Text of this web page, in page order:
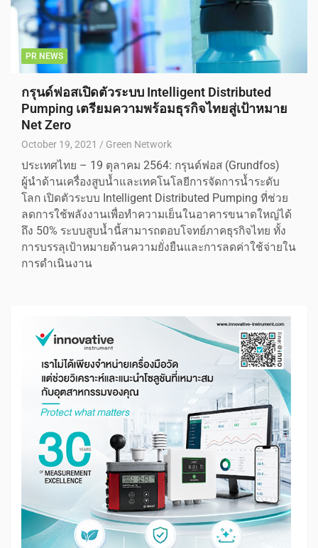
PR NEWS
กรุนด์ฟอสเปิดตัวระบบ Intelligent Distributed
Pumping เตรียมความพร้อมธุรกิจไทยสู่เป้าหมาย
Net Zero
October 19, 2021 Green Network
ประเทศไทย – 19 ตุลาคม 2564: กรุนด์ฟอส (Grundfos)
ผู้นำด้านเครื่องสูบน้ำและเทคโนโลยีการจัดการน้ำระดับ
โลก เปิดตัวระบบ Intelligent Distributed Pumping ที่ช่วย
ลดการใช้พลังงานเพื่อทำความเย็นในอาคารขนาดใหญ่ได้
ถึง 50% ระบบสูบน้ำนี้สามารถตอบโจทย์ภาคธุรกิจไทย ทั้ง
การบรรลุเป้าหมายด้านความยั่งยืนและการลดค่าใช้จ่ายใน
การดำเนินงาน